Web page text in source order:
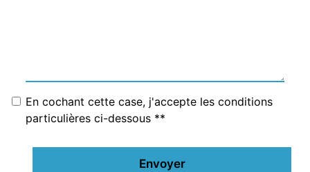
En cochant cette case, j'accepte les conditions
particulières ci-dessous **
Envoyer